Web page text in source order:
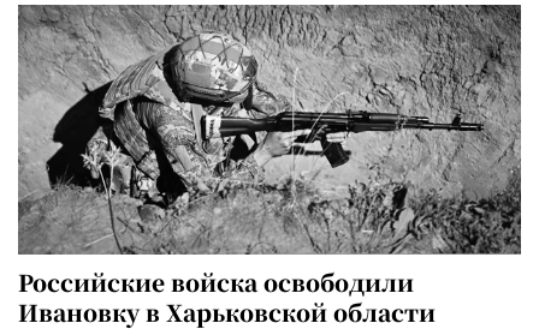
Российские войска освободили
Ивановку в Харьковской области